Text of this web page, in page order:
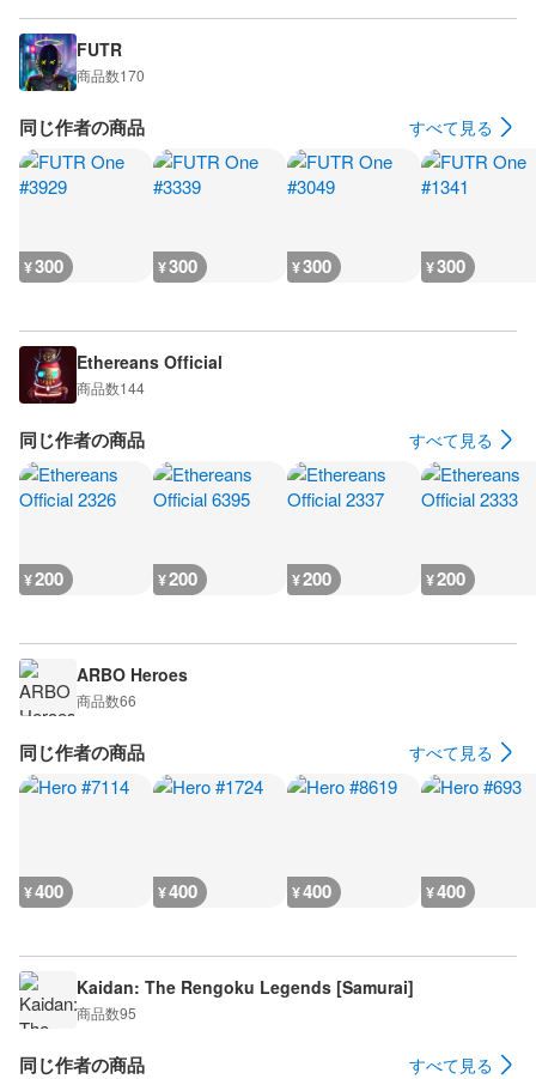
FUTR
商品数170
同じ作者の商品 すべて見る
¥300 ¥300 ¥300 ¥300
Ethereans Official
商品数144
同じ作者の商品 すべて見る
¥200 ¥200 ¥200 ¥200
ARBO Heroes
商品数66
同じ作者の商品 すべて見る
¥400 ¥400 ¥400 ¥400
Kaidan: The Rengoku Legends [Samurai]
商品数95
同じ作者の商品 すべて見る